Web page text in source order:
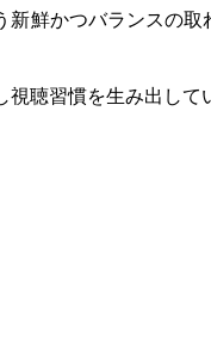
鮮かつバランスの
聴習慣を生み出して